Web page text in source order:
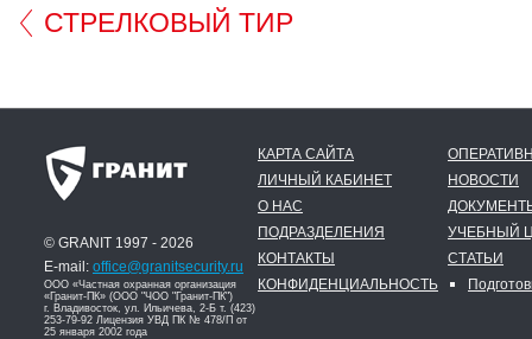
СТРЕЛКОВЫЙ ТИР
© GRANIT 1997 - 2026
E-mail: office@granitsecurity.ru
ООО «Частная охранная организация
«Гранит-ПК» (ООО "ЧОО "Гранит-ПК")
г. Владивосток, ул. Ильичева, 2-Б т. (423)
253-79-92 Лицензия УВД ПК № 478/П от
25 января 2002 года
КАРТА САЙТА
ЛИЧНЫЙ КАБИНЕТ
О НАС
ПОДРАЗДЕЛЕНИЯ
КОНТАКТЫ
КОНФИДЕНЦИАЛЬНОСТЬ
НОВОСТИ
УЧЕБНЫЙ
СТАТЬИ